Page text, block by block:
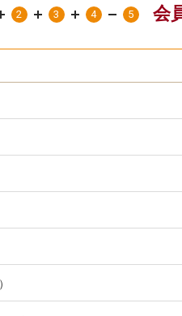
2 3 4 5 会